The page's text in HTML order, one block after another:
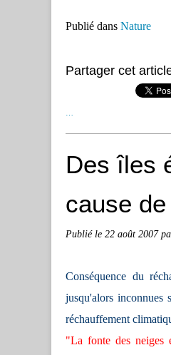
Publié dans Nature
Partager cet
Des îles
cause
Publié le 22 août 2007
Conséquence du
jusqu'alors inconnues
réchauffement
"La fonte des neiges